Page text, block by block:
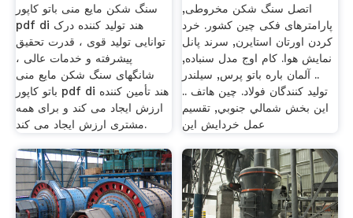
سنگ شکن مایع منی باتو کاپور
pdf di هند تولید کننده درک
توانایی تولید قوی ، قدرت تحقیق
پیشرفته و خدمات عالی ،
شانگهای سنگ شکن مایع منی
باتو کاپور pdf di هند تأمین کننده
ارزش ایجاد می کند و برای همه
مشتری ارزش ایجاد می کند.
اتصل سنگ شکن مخروطی,
پارامترهای فکی چین کشور. خرد
کردن اورتان استایرن, سرند پانل
نمایش هوا. کام اوج مدل سنباده,
.. آلمان باره باتو پرس, سیلندر
تولید کنندگان فولاد. چین هاتف ..
اين بخش شمالي جنوبي, تقسيم
عمل خردایش این